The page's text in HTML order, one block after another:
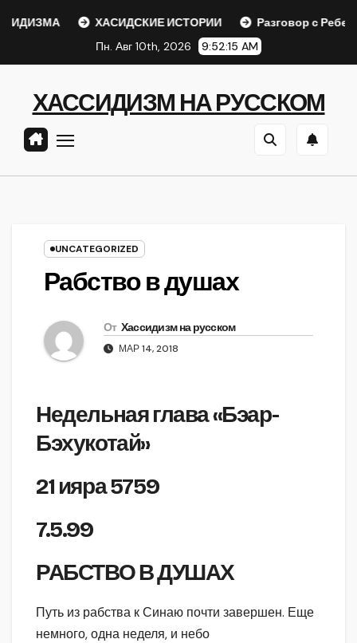
ХАСИДСКИЕ ИСТОРИИ
Разговор с Ребе
Пн. Авг 10th, 2026
9:52:16 AM
ХАССИДИЗМ НА РУССКОМ
UNCATEGORIZED
Рабство в душах
От Хассидизм на русском
МАР 14, 2018
Недельная глава «Бэар-
Бэхукотай»
21 ияра 5759
7.5.99
РАБСТВО В ДУШАХ
Путь из рабства к Синаю почти завершен. Еще
немного, одна неделя, и небо